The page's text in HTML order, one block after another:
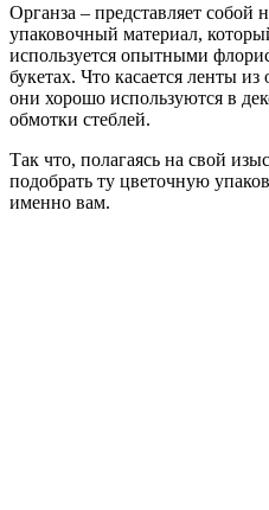
Органза – представляет собой
упаковочный материал,
используется опытными
букетах. Что касается ленты
они хорошо используются в
обмотки стеблей.
Так что, полагаясь на свой
подобрать ту цветочную
именно вам.